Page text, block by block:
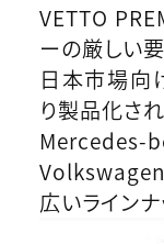
VETTO
ーの厳しい
日本市場向
り製品化さ
Mercedes-
広いラインナ